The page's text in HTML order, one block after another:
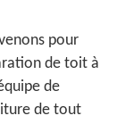
pour
de toit à
de
de tout